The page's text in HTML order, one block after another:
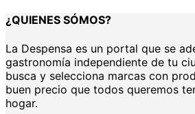
¿QUIENES SÓMOS?
La Despensa es un portal que se
gastronomía independiente de tu
busca y selecciona marcas con
buen precio que todos queremos
hogar.